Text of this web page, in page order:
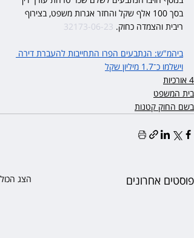
בסך 100 אלף שקל והחזר אגרות משפט, בצירוף
ריבית והצמדה כחוק. 32173-06-23
ביהמ"ש: הנתבעים הפרו התחייבות להעברת דירה
וישלמו כ־1.7 מיליון שקל
4 אורכיות
בית המשפט
בשם החוק קטנות
פוסטים אחרונים הצג הכול